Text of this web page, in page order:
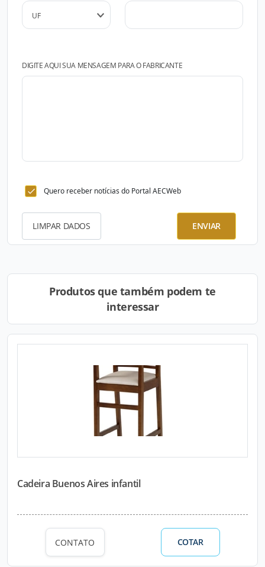
DIGITE AQUI SUA MENSAGEM PARA O FABRICANTE
Quero receber notícias do Portal AECWeb
LIMPAR DADOS ENVIAR
Produtos que também podem te
interessar
Cadeira Buenos Aires infantil
CONTATO COTAR